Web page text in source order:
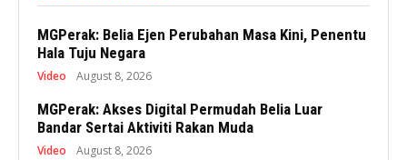
MGPerak: Belia Ejen Perubahan Masa Kini, Penentu
Hala Tuju Negara
Video August 8, 2026
MGPerak: Akses Digital Permudah Belia Luar
Bandar Sertai Aktiviti Rakan Muda
Video August 8, 2026